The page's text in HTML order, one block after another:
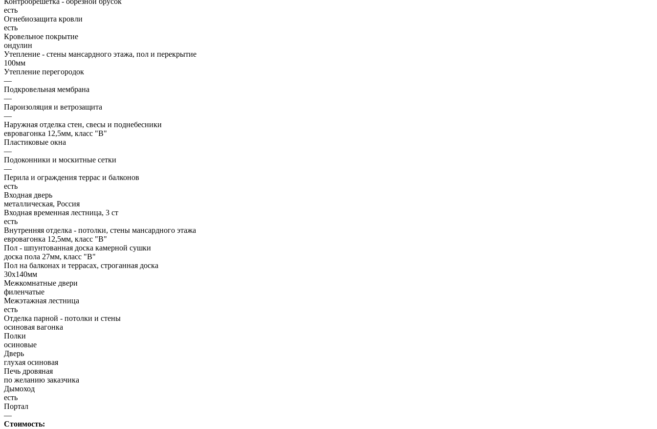
есть
Огнебиозащита кровли
есть
Кровельное покрытие
ондулин
Утепление - стены мансардного этажа, пол и перекрытие
100мм
Утепление перегородок
—
Подкровельная мембрана
—
Пароизоляция и ветрозащита
—
Наружная отделка стен, свесы и поднебесники
евровагонка 12,5мм, класс "В"
Пластиковые окна
—
Подоконники и москитные сетки
—
Перила и ограждения террас и балконов
есть
Входная дверь
металлическая, Россия
Входная временная лестница, 3 ст
есть
Внутренняя отделка - потолки, стены мансардного этажа
евровагонка 12,5мм, класс "В"
Пол - шпунтованная доска камерной сушки
доска пола 27мм, класс "B"
Пол на балконах и террасах, строганная доска
30x140мм
Межкомнатные двери
филенчатые
Межэтажная лестница
есть
Отделка парной - потолки и стены
осиновая вагонка
Полки
осиновые
Дверь
глухая осиновая
Печь дровяная
по желанию заказчика
Дымоход
есть
Портал
—
Стоимость: